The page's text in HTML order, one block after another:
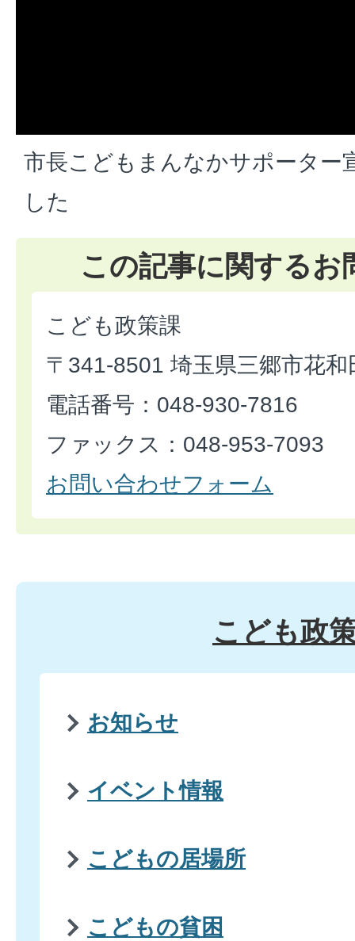
市長こどもまんなかサポーター
した
この記事に関するお
こども政策課
〒341-8501 埼玉県三郷市花
電話番号：048-930-7816
ファックス：048-953-7093
お問い合わせフォーム
こども政
お知らせ
イベント情報
こどもの居場所
こどもの貧困